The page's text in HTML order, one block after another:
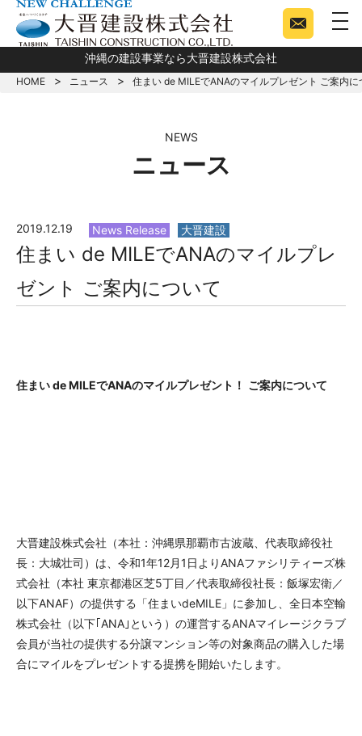
沖縄の建設事業なら大晋建設株式会社
HOME ニュース 住まい de MILEでANAのマイルプレゼント ご案内に
NEWS
ニュース
2019.12.19 News Release 大晋建設
住まい de MILEでANAのマイルプレ
ゼント ご案内について
住まいde MILEでANAのマイルプレゼント！ ご案内について
大晋建設株式会社（本社：沖縄県那覇市古波蔵、代表取締役社
長：大城壮司）は、令和1年12月1日よりANAファシリティーズ株
式会社（本社 東京都港区芝5丁目／代表取締役社長：飯塚宏衛／
以下ANAF）の提供する「住まいdeMILE」に参加し、全日本空輸
株式会社（以下｢ANA｣という）の運営するANAマイレージクラブ
会員が当社の提供する分譲マンション等の対象商品の購入した場
合にマイルをプレゼントする提携を開始いたします。